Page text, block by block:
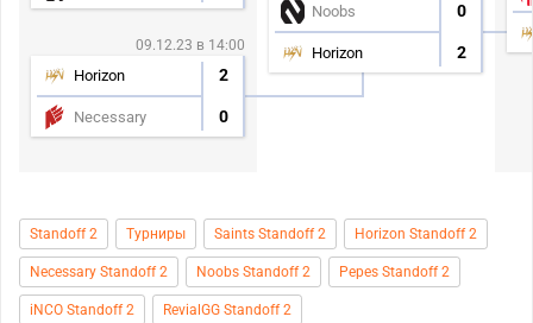
09.12.23 в 14:00
Horizon 2
Necessary 0
Noobs 0
Horizon 2
Standoff 2 Турниры Saints Standoff 2 Horizon Standoff 2
Necessary Standoff 2 Noobs Standoff 2 Pepes Standoff 2
iNCO Standoff 2 RevialGG Standoff 2